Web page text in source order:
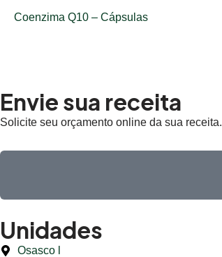
Coenzima Q10 – Cápsulas
Envie sua receita
Solicite seu orçamento online da sua receita.
Unidades
Osasco l